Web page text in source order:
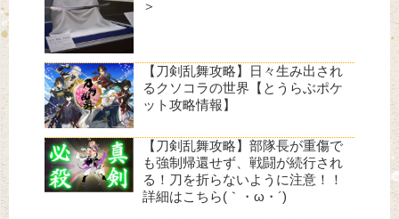
＞
【刀剣乱舞攻略】日々生み出され
るクソコラの世界【とうらぶポケ
ット攻略情報】
【刀剣乱舞攻略】部隊長が重傷で
も強制帰還せず、戦闘が続行され
る！刀を折らないように注意！！
詳細はこちら(｀・ω・´)